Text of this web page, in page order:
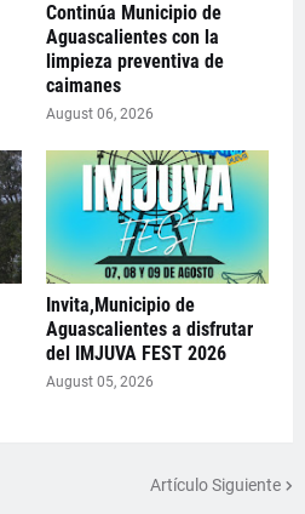
Continúa Municipio de
Aguascalientes con la
limpieza preventiva de
caimanes
August 06, 2026
Invita,Municipio de
Aguascalientes a disfrutar
del IMJUVA FEST 2026
August 05, 2026
Artículo Siguiente